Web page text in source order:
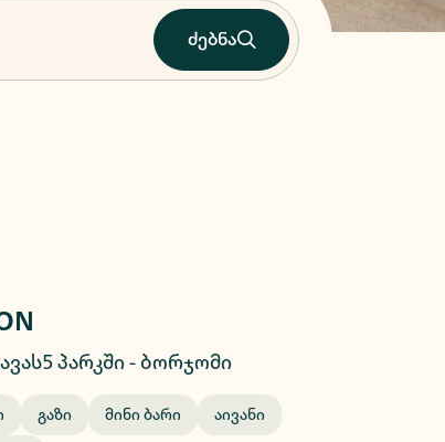
ძებნა
პარკში-ბორჯომი
Გაზი Მინი Ბარი Აივანი